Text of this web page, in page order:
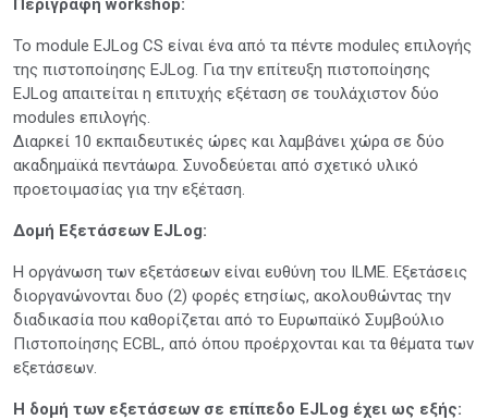
Περιγραφή workshop:
Το module EJLog CS είναι ένα από τα πέντε moduleς επιλογής
της πιστοποίησης EJLog. Για την επίτευξη πιστοποίησης
EJLog απαιτείται η επιτυχής εξέταση σε τουλάχιστον δύο
modules επιλογής.
Διαρκεί 10 εκπαιδευτικές ώρες και λαμβάνει χώρα σε δύο
ακαδημαϊκά πεντάωρα. Συνοδεύεται από σχετικό υλικό
προετοιμασίας για την εξέταση.
Δομή Εξετάσεων EJLog:
Η οργάνωση των εξετάσεων είναι ευθύνη του ILME. Εξετάσεις
διοργανώνονται δυο (2) φορές ετησίως, ακολουθώντας την
διαδικασία που καθορίζεται από το Ευρωπαϊκό Συμβούλιο
Πιστοποίησης ECBL, από όπου προέρχονται και τα θέματα των
εξετάσεων.
Η δομή των εξετάσεων σε επίπεδο EJLog έχει ως εξής: